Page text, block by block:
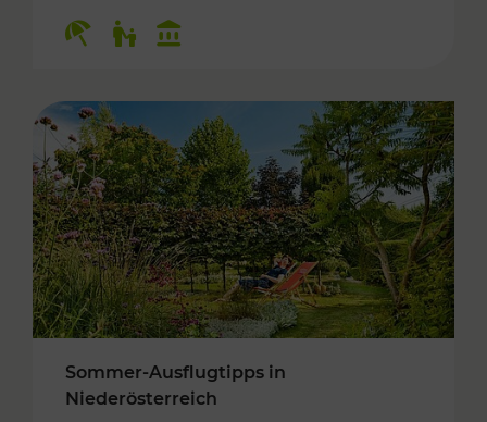
Sommer-Ausflugtipps in
Niederösterreich